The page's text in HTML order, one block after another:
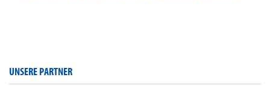
UNSERE PARTNER